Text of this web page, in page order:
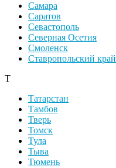
Самара
Саратов
Севастополь
Северная Осетия
Смоленск
Ставропольский край
Т
Татарстан
Тамбов
Тверь
Томск
Тула
Тыва
Тюмень